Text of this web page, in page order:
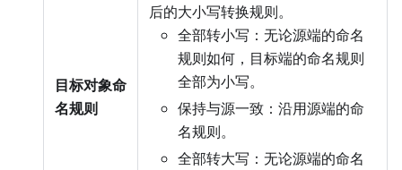
目标对象命
名规则
后的大小写转换规则。
全部转小写：无论源端的命名
规则如何，目标端的命名规则
全部为小写。
保持与源一致：沿用源端的命
名规则。
全部转大写：无论源端的命名